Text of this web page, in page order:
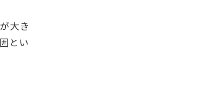
大き
とい